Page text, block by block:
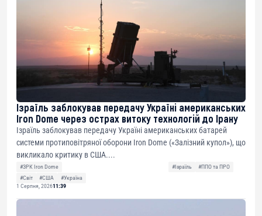
Ізраїль заблокував передачу Україні американських
Iron Dome через острах витоку технологій до Ірану
Ізраїль заблокував передачу Україні американських батарей
системи протиповітряної оборони Iron Dome («Залізний купол»), що
викликало критику в США....
#ЗРК Iron Dome #Ізраїль
#ППО та ПРО
#Світ
#США
#Україна
1 Серпня, 202611:39